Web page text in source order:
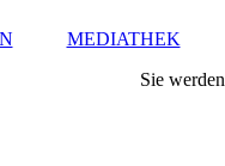
MEDIATHEK
Sie